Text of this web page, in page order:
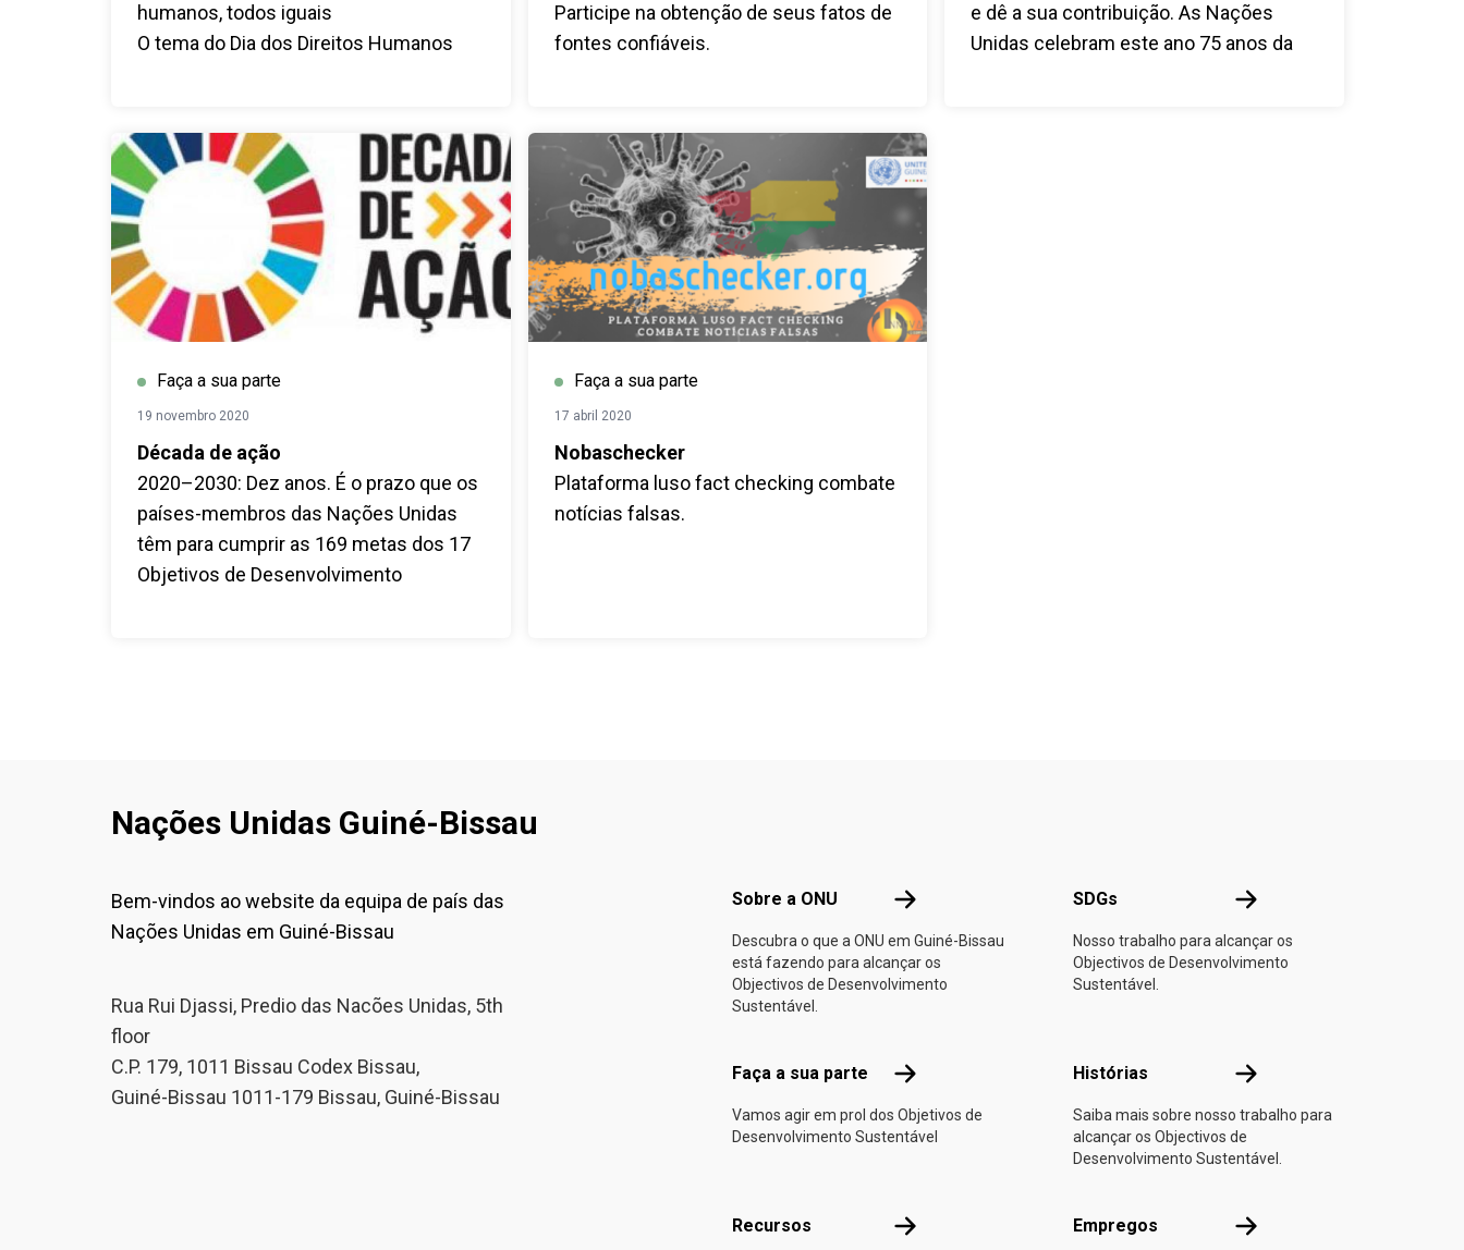
humanos, todos iguais
O tema do Dia dos Direitos Humanos
humanos, todos iguais" baseado na
esperança em torno da importância da
igualdade, focando no contexto
pandémico da COVID-19.
Participe na obtenção de seus fatos de
fontes confiáveis.
e dê a sua contribuição. As Nações
Unidas celebram este ano 75 anos da
Faça a sua parte
19 novembro 2020
Década de ação
2020–2030: Dez anos. É o prazo que os
países-membros das Nações Unidas
têm para cumprir as 169 metas dos 17
Objetivos de Desenvolvimento
Faça a sua parte
17 abril 2020
Nobaschecker
Plataforma luso fact checking combate
notícias falsas.
Nações Unidas Guiné-Bissau
Bem-vindos ao website da equipa de país das
Nações Unidas em Guiné-Bissau
Rua Rui Djassi, Predio das Nacões Unidas, 5th
floor
C.P. 179, 1011 Bissau Codex Bissau,
Guiné-Bissau 1011-179 Bissau, Guiné-Bissau
Sobre a ONU Sobre a ONU
Descubra o que a ONU em Guiné-Bissau
está fazendo para alcançar os
Objectivos de Desenvolvimento
Sustentável.
SDGs SDGs
Nosso trabalho para alcançar os
Objectivos de Desenvolvimento
Sustentável.
Faça a sua parte Faça a sua parte
Vamos agir em prol dos Objetivos de
Desenvolvimento Sustentável
Histórias Histórias
Saiba mais sobre nosso trabalho para
alcançar os Objectivos de
Desenvolvimento Sustentável.
Recursos Recursos Empregos Empregos